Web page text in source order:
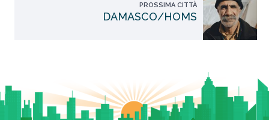
PROSSIMA CITTÀ
DAMASCO/HOMS